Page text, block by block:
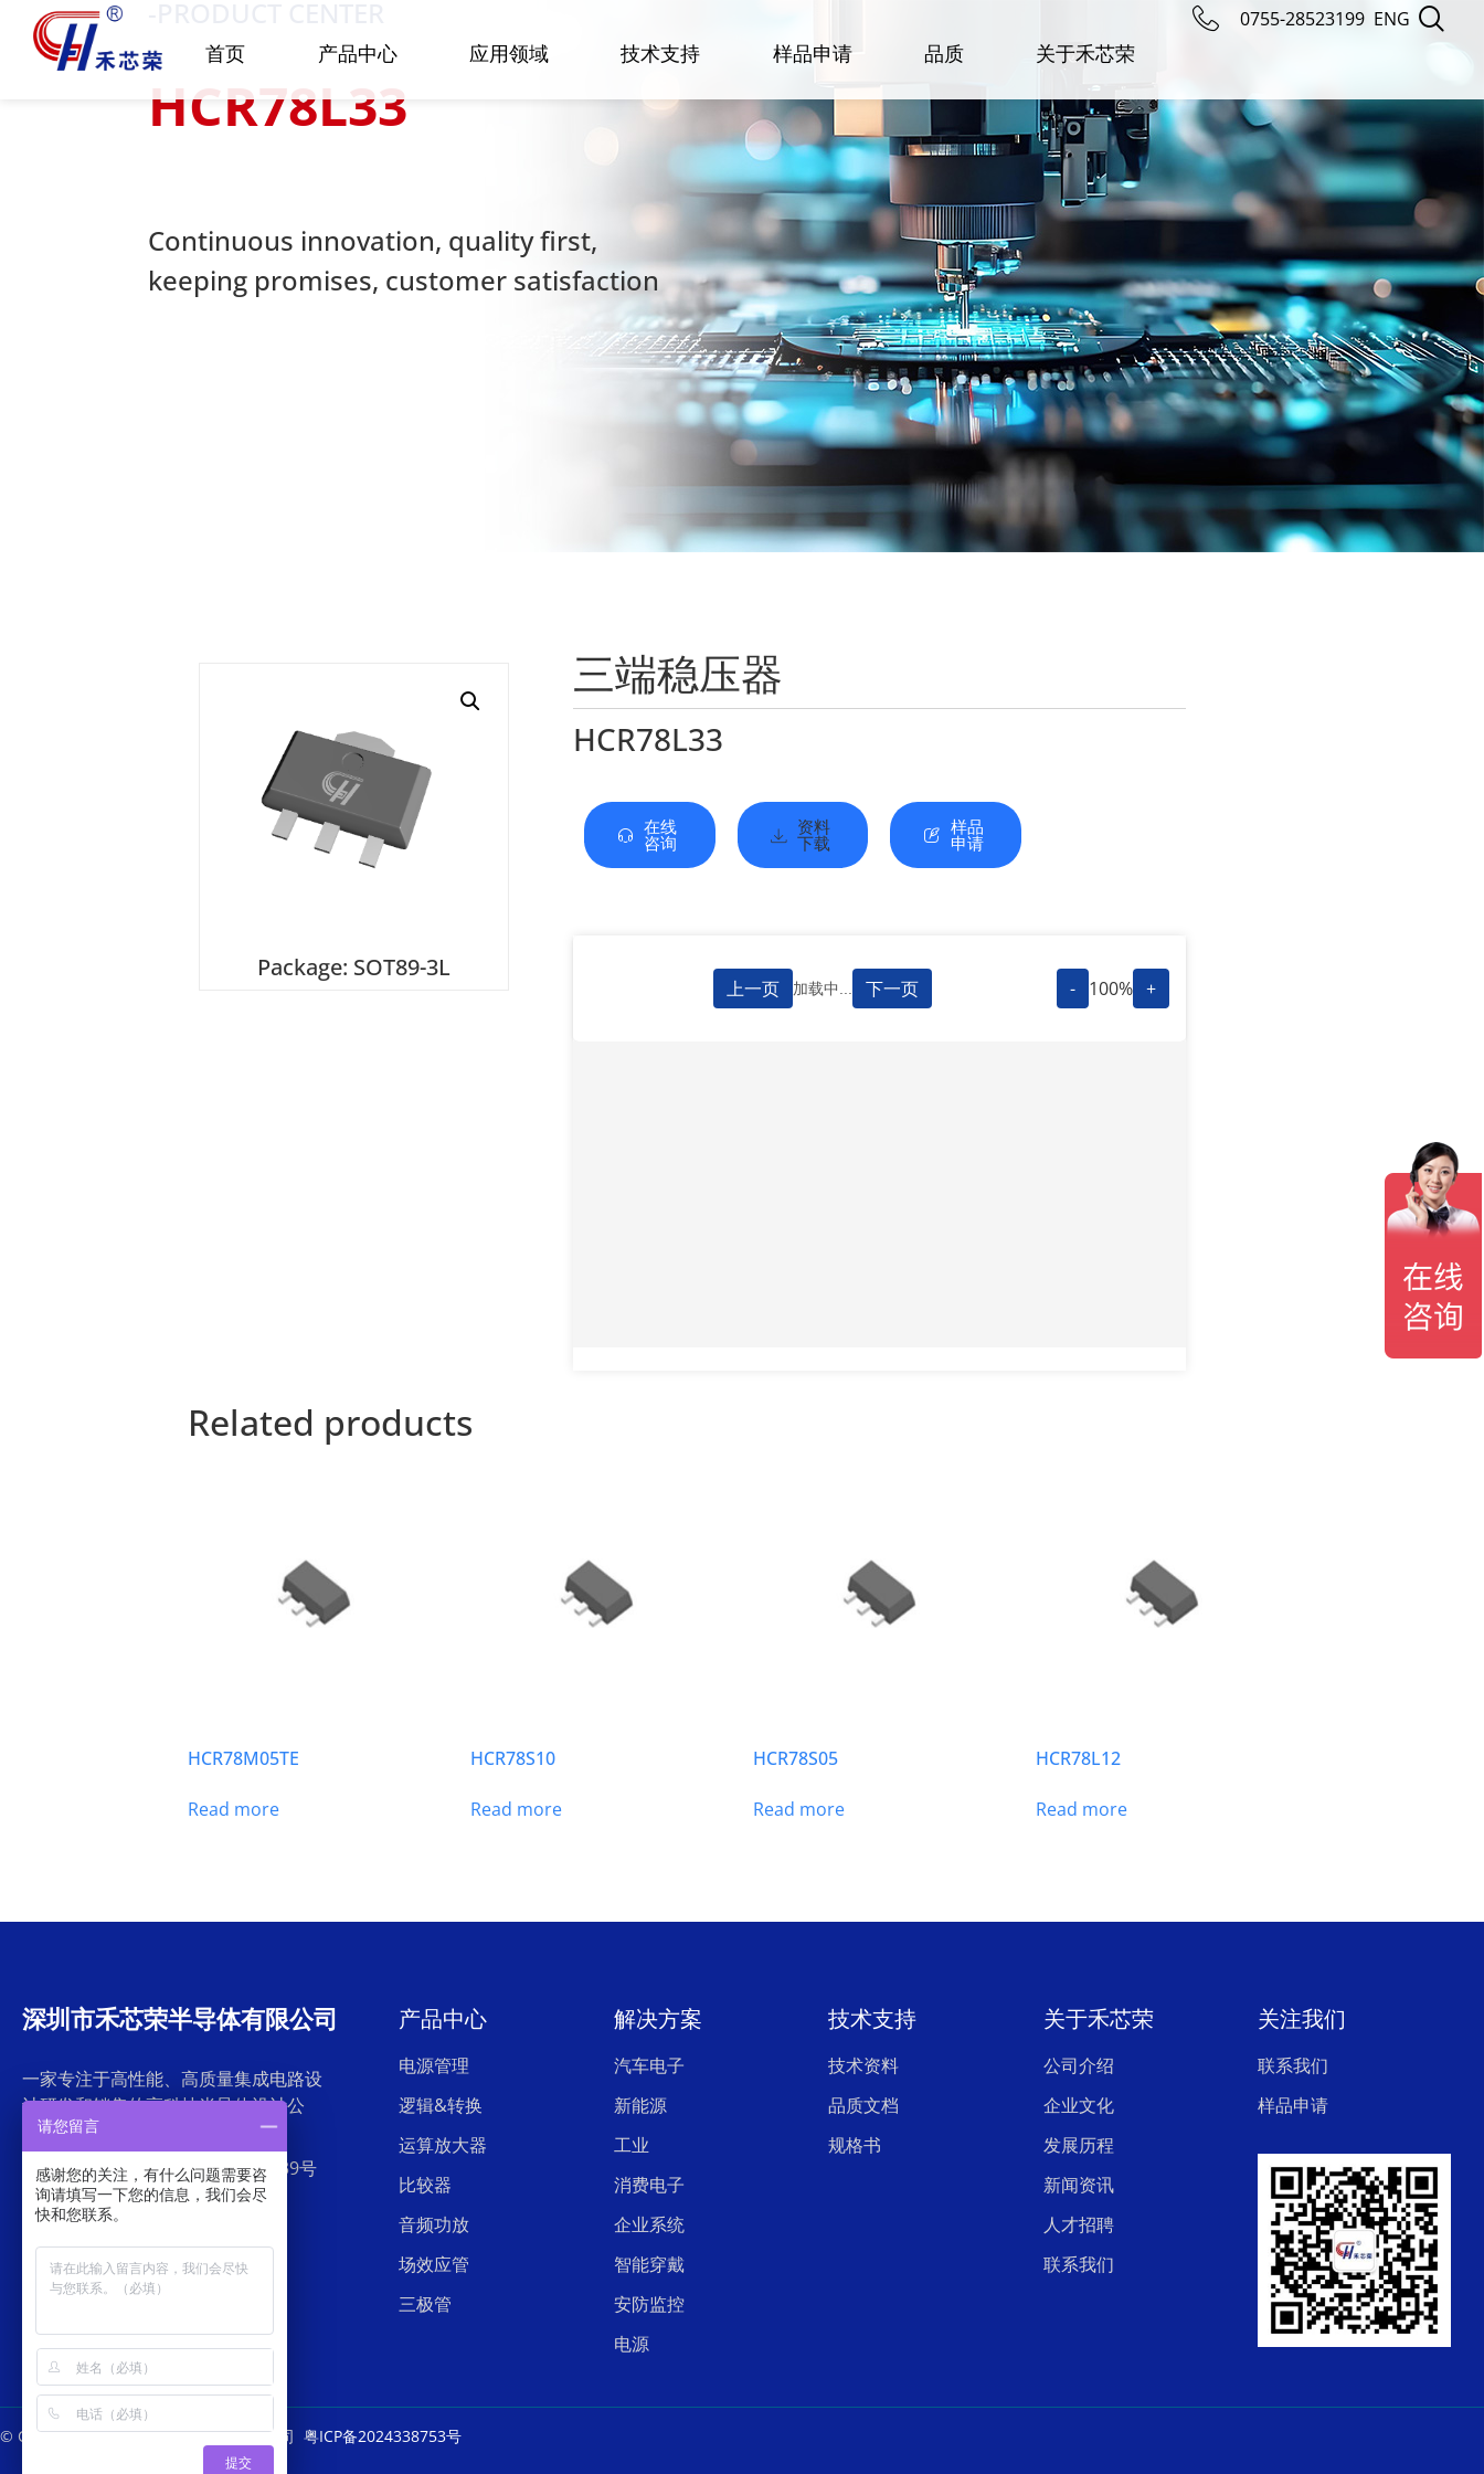
首页 产品中心 应用领域 技术支持 样品申请 品质 关于禾芯荣
0755-28523199 ENG
HCR78L33
Continuous innovation, quality first,
keeping promises, customer satisfaction
Package: SOT89-3L
三端稳压器
HCR78L33
在线
咨询
资料
下载
样品
申请
上一页 加载中... 下一页 - 100% +
Related products
HCR78M05TE
Read more
HCR78S10
Read more
HCR78S05
Read more
HCR78L12
Read more
深圳市禾芯荣半导体有限公司
一家专注于高性能、高质量集成电路设
计研发和销售的高科技半导体设计公
司。
地址：深圳市罗湖区东门中兴路239号
外贸集团大厦26层
产品中心
电源管理
逻辑&转换
运算放大器
比较器
音频功放
场效应管
三极管
解决方案
汽车电子
新能源
工业
消费电子
企业系统
智能穿戴
安防监控
电源
技术支持
技术资料
品质文档
规格书
关于禾芯荣
公司介绍
企业文化
发展历程
新闻资讯
人才招聘
联系我们
关注我们
联系我们
样品申请
© Copyright深圳市禾芯荣半导体有限公司 粤ICP备2024338753号
请您留言
感谢您的关注，有什么问题需要咨
询请填写一下您的信息，我们会尽
快和您联系。
提交